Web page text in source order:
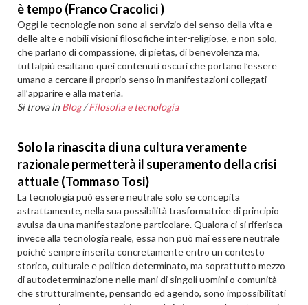
è tempo (Franco Cracolici )
Oggi le tecnologie non sono al servizio del senso della vita e
delle alte e nobili visioni filosofiche inter-religiose, e non solo,
che parlano di compassione, di pietas, di benevolenza ma,
tuttalpiù esaltano quei contenuti oscuri che portano l’essere
umano a cercare il proprio senso in manifestazioni collegati
all’apparire e alla materia.
Si trova in Blog /Filosofia e tecnologia
Solo la rinascita di una cultura veramente
razionale permetterà il superamento della crisi
attuale (Tommaso Tosi)
La tecnologia può essere neutrale solo se concepita
astrattamente, nella sua possibilità trasformatrice di principio
avulsa da una manifestazione particolare. Qualora ci si riferisca
invece alla tecnologia reale, essa non può mai essere neutrale
poiché sempre inserita concretamente entro un contesto
storico, culturale e politico determinato, ma soprattutto mezzo
di autodeterminazione nelle mani di singoli uomini o comunità
che strutturalmente, pensando ed agendo, sono impossibilitati